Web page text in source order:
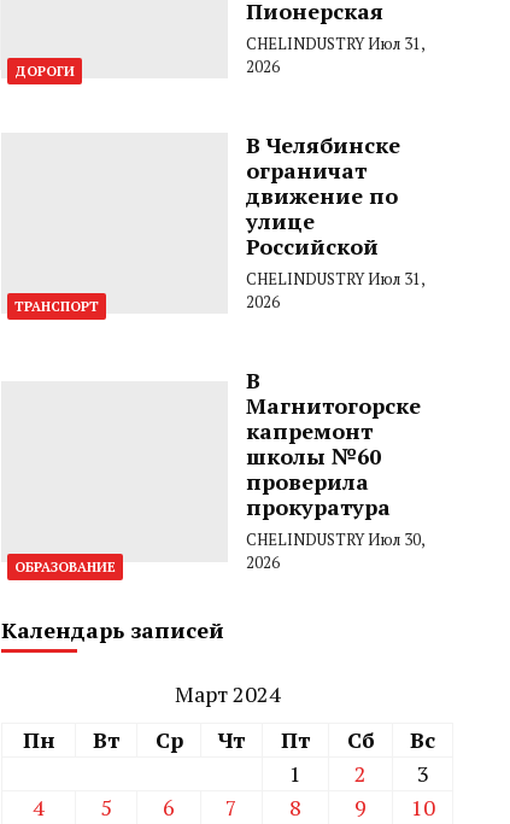
ДОРОГИ
Пионерская
CHELINDUSTRYИюл 31,
2026
ТРАНСПОРТ
В Челябинске
ограничат
движение по
улице
Российской
CHELINDUSTRYИюл 31,
2026
ОБРАЗОВАНИЕ
В
Магнитогорске
капремонт
школы №60
проверила
прокуратура
CHELINDUSTRYИюл 30,
2026
Календарь записей
Март 2024
Пн
Вт Ср Чт Пт Сб
Вс
1
2
3
4
5 6 7 8 9
10